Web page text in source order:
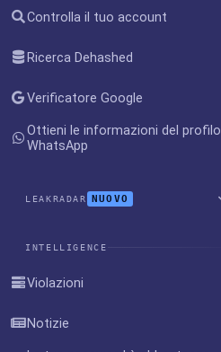
Controlla il tuo account
Ricerca Dehashed
Verificatore Google
Ottieni le informazioni del profilo
WhatsApp
LEAKRADAR NUOVO
INTELLIGENCE
Violazioni
Notizie